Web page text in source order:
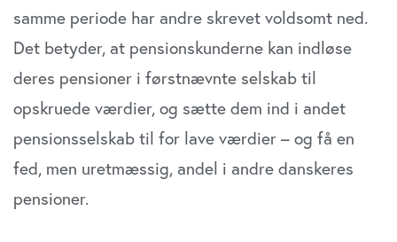
samme periode har andre skrevet voldsomt ned.
Det betyder, at pensionskunderne kan indløse
deres pensioner i førstnævnte selskab til
opskruede værdier, og sætte dem ind i andet
pensionsselskab til for lave værdier – og få en
fed, men uretmæssig, andel i andre danskeres
pensioner.